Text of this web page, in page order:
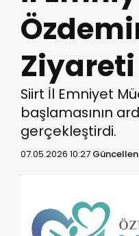
Ziyareti
Siirt İl Emniyet
başlamasının
gerçekleştirdi.
07.05.2026 10:27